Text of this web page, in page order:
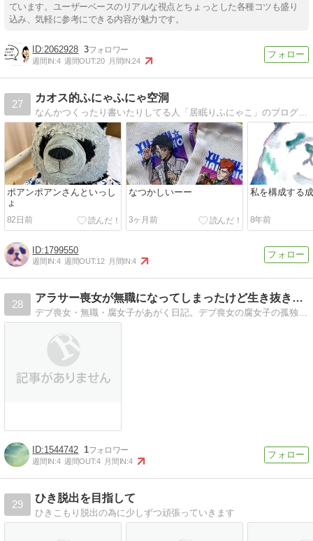
ています。ユーザーベースのリアルな視点とちょっとした各種コツも盛り
込み、気軽に参考にできる内容が魅力です。
2062928 3
週間IN:4 週間OUT:20 月間IN:24
27
カオス的ふにゃふにゃ空洞
なんかつくったり書いたりしてる人「居眠りふにゃこ」のブログです。パンダが好きです。
ポアンポアンさんといっし
ょ
82日前
なつかしいーー
3ヶ月前
私を構成する
8年前
1799550
週間IN:4 週間OUT:12 月間IN:4
28
アラサー喪女が無職になってしまったけど生き抜きたい
デブ喪女・無職・腐女子があがく日記。デブ喪女の腐女子の孤独すぎる日記。美容とかダイエットも。
1544742 1
週間IN:4 週間OUT:4 月間IN:4
29
ひき脱出を目指して
ひきこもり脱出の為に少しずつ頑張っていきます